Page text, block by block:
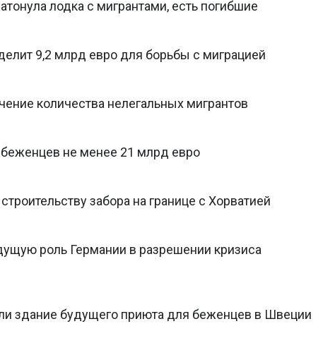
лодка с мигрантами, есть погибшие
9,2 млрд евро для борьбы с миграцией
количества нелегальных мигрантов
беженцев не менее 21 млрд евро
забора на границе с Хорватией
роль Германии в разрешении кризиса
здание будущего приюта для беженцев в Швеции